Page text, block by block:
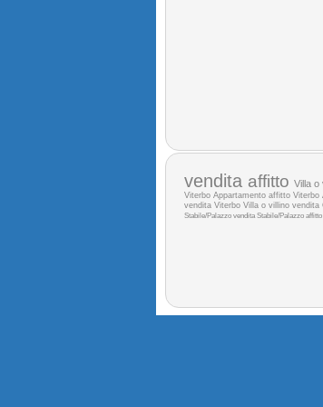
vendita affitto Villa o
Viterbo Appartamento affitto Viterbo
vendita Viterbo Villa o villino vendita
Stabile/Palazzo venditaStabile/Palazzo affitto